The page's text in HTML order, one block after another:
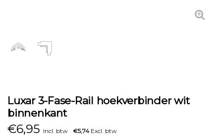
Luxar 3-Fase-Rail hoekverbinder wit
binnenkant
€6,95 Incl. btw €5,74Excl. btw